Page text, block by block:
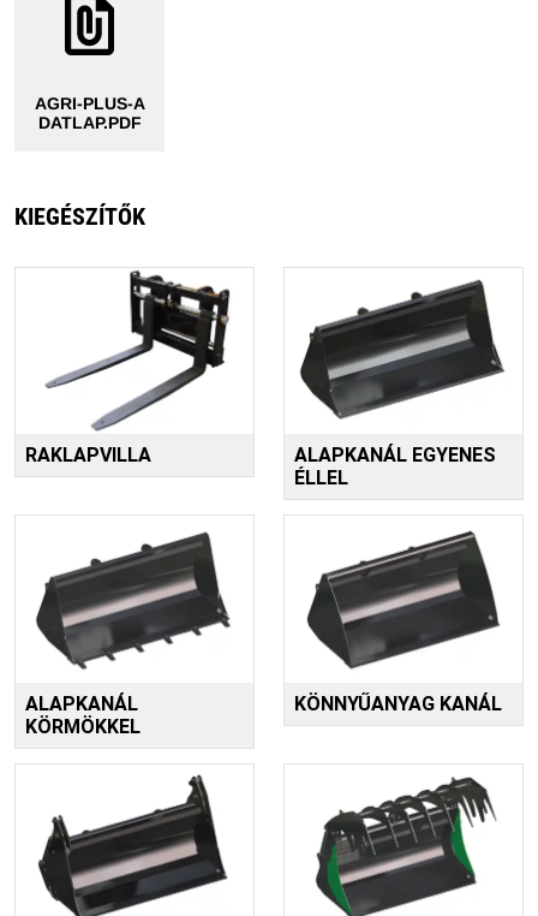
AGRI-PLUS-A
DATLAP.PDF
KIEGÉSZÍTŐK
RAKLAPVILLA
ALAPKANÁL EGYENES
ÉLLEL
ALAPKANÁL
KÖRMÖKKEL
KÖNNYŰANYAG KANÁL